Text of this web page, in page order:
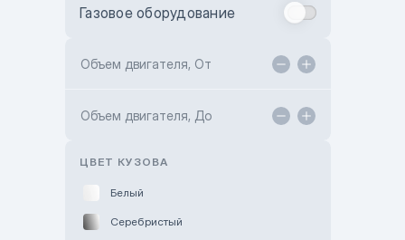
Toyota Kokshetau
Hyundai ShymCity
Газовое оборудование
Объем двигателя, От
Объем двигателя, До
ЦВЕТ КУЗОВА
Белый
Серебристый